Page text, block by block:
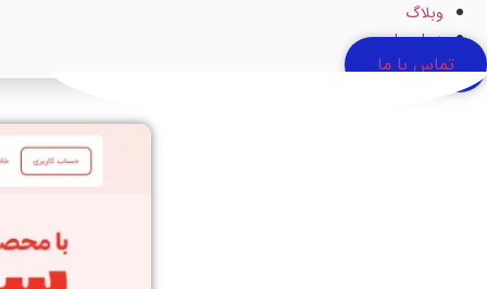
وبلاگ
درباره ما
تماس با ما